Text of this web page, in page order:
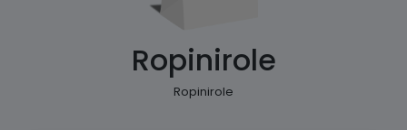
Ropinirole
Ropinirole